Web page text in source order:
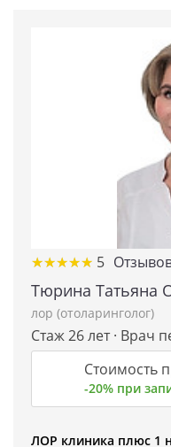
★★★★★
★★★★★ 5
Тюрина Татьяна
лор (отоларинголог)
Стаж 26 лет · Врач
Стоимость
-20% при
ЛОР клиника плюс 1